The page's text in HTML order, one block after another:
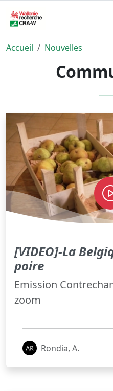
Accueil Nouvelles
[VIDEO]-La
poire
Emission
zoom
Rondia, A.